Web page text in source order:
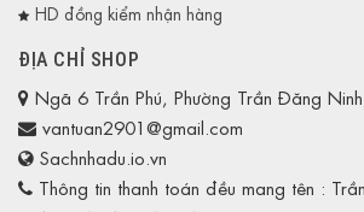
HD đồng kiểm nhận hàng
ĐỊA CHỈ SHOP
Ngã 6 Trần Phú, Phường Trần Đăng
vantuan2901@gmail.com
Sachnhadu.io.vn
Thông tin thanh toán đều mang tên :